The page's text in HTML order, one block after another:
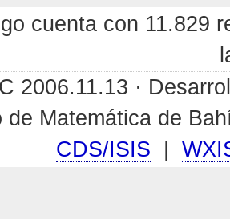
cuenta con 11.829
2006.11.13 ·
de Matemática de
CDS/ISIS